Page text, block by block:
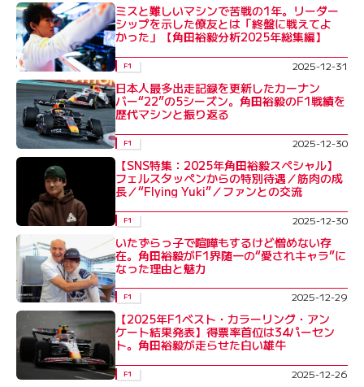
ミスと難しいマシンで苦戦の1年。リーダー
シップを示した僚友とは「終盤に戦えてよ
かった」【角田裕毅分析2025年総集編】
F1 2025-12-31
日本人最多出走記録を更新したカーナン
バー“22”の5シーズン。角田裕毅のF1戦績を
歴代マシンと振り返る
F1 2025-12-30
【SNS特集：2025年角田裕毅スペシャル】
フェルスタッペンからの特別待遇／筋肉の成
長／“Flying Yuki”／ファンとの交流
F1 2025-12-30
いたずらっ子で喧嘩もするけど憎めない存
在。角田裕毅がF1界随一の“愛されキャラ”に
なった理由と魅力
F1 2025-12-29
【2025年F1ベスト・カラーリング・アン
ケート結果発表】得票率首位は34パーセン
ト。角田裕毅が走らせた白い雄牛
F1 2025-12-26